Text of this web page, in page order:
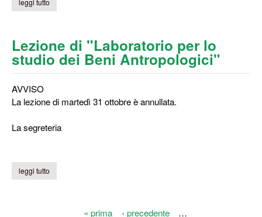
leggi tutto
Lezione di "Laboratorio per lo
studio dei Beni Antropologici"
AVVISO
La lezione di martedì 31 ottobre è annullata.
La segreteria
leggi tutto
« prima ‹ precedente …